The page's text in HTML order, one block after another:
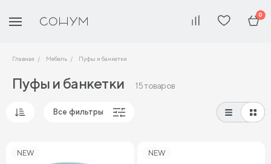
0
Главная Мебель Пуфы и банкетки
Пуфы и банкетки 15 товаров
Сначала дешевые
Все фильтры
NEW NEW